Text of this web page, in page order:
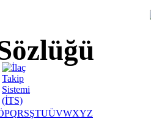
PQRSŞTUÜVWXYZ